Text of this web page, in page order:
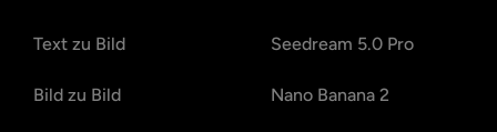
Text zu Bild
Bild zu Bild
Seedream 5.0 Pro
Nano Banana 2